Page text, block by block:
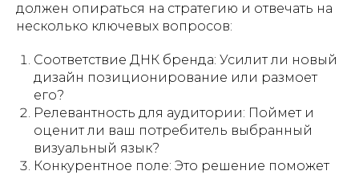
должен опираться на стратегию и отвечать на
несколько ключевых вопросов:
Соответствие ДНК бренда: Усилит ли новый
дизайн позиционирование или размоет
его?
Релевантность для аудитории: Поймет и
оценит ли ваш потребитель выбранный
визуальный язык?
Конкурентное поле: Это решение поможет